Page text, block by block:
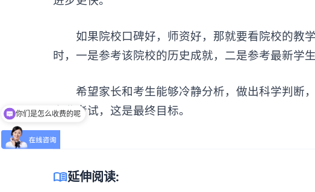
如果院校口碑好，师资好，那就要看院校的教
时，一是参考该院校的历史成就，二是参考最新学生
希望家长和考生能够冷静分析，做出科学判断
专业考试，这是最终目标。
menu_book延伸阅读:
你们是怎么收费的呢
怎么获取试听名额？